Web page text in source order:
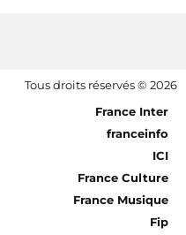
: retrouvez tous les
Tous droits réservés © 2026
Pied de page - Mobile
France Inter
franceinfo
ICI
France Culture
France Musique
Fip